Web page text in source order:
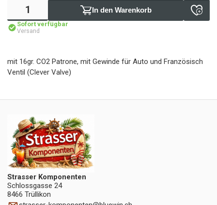
In den Warenkorb
Sofort verfügbar
Versand
mit 16gr. CO2 Patrone, mit Gewinde für Auto und Französisch
Ventil (Clever Valve)
Strasser Komponenten
Schlossgasse 24
8466 Trüllikon